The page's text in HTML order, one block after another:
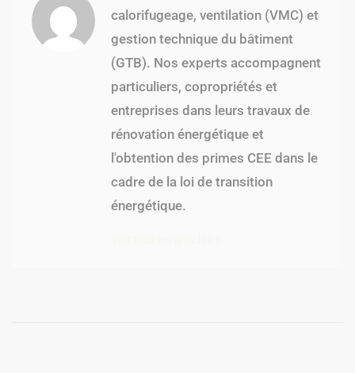
calorifugeage, ventilation (VMC) et
gestion technique du bâtiment
(GTB). Nos experts accompagnent
particuliers, copropriétés et
entreprises dans leurs travaux de
rénovation énergétique et
l'obtention des primes CEE dans le
cadre de la loi de transition
énergétique.